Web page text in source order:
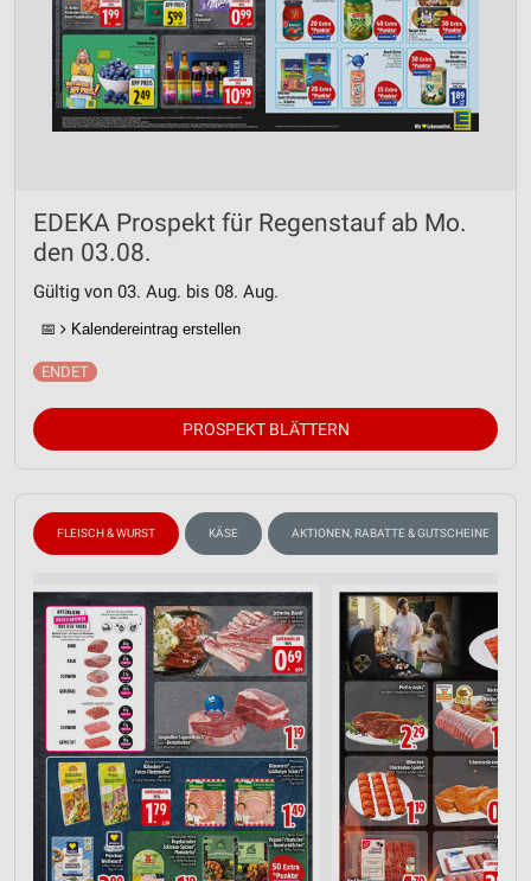
EDEKA Prospekt für Regenstauf ab Mo.
den 03.08.
Gültig von 03. Aug. bis 08. Aug.
📅 Kalendereintrag erstellen
PROSPEKT BLÄTTERN
FLEISCH & WURST KÄSE AKTIONEN, RABATTE & GUTSCHEINE